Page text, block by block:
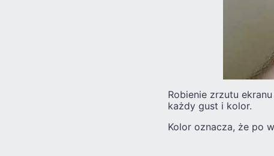
Robienie zrzutu
każdy gust i kolor.
Kolor oznacza, że ​​po